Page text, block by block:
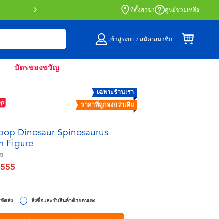
สั่งซื้อออนไลน์และรับที่หน้าร้านด้วย Click
ที่ตั้งสาขา ศูนย์ช่วยเหลือ
เข้าสู่ระบบ / สมัครสมาชิก
บัตรของขวัญ
เฉพาะร้านเรา
ราคาที่ถูกลงกว่าเดิม
Dinosaur Spinosaurus
Figure
ปี
าก
ดส่ง สั่งซื้อและรับสินค้าด้วยตนเอง